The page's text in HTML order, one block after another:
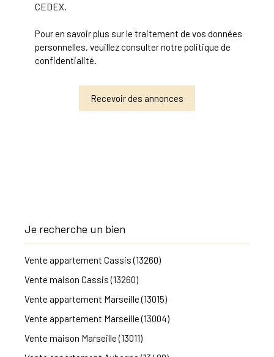
CEDEX.
Pour en savoir plus sur le traitement de vos données
personnelles, veuillez consulter notre politique de
confidentialité.
Recevoir des annonces
Je recherche un bien
Vente appartement Cassis (13260)
Vente maison Cassis (13260)
Vente appartement Marseille (13015)
Vente appartement Marseille (13004)
Vente maison Marseille (13011)